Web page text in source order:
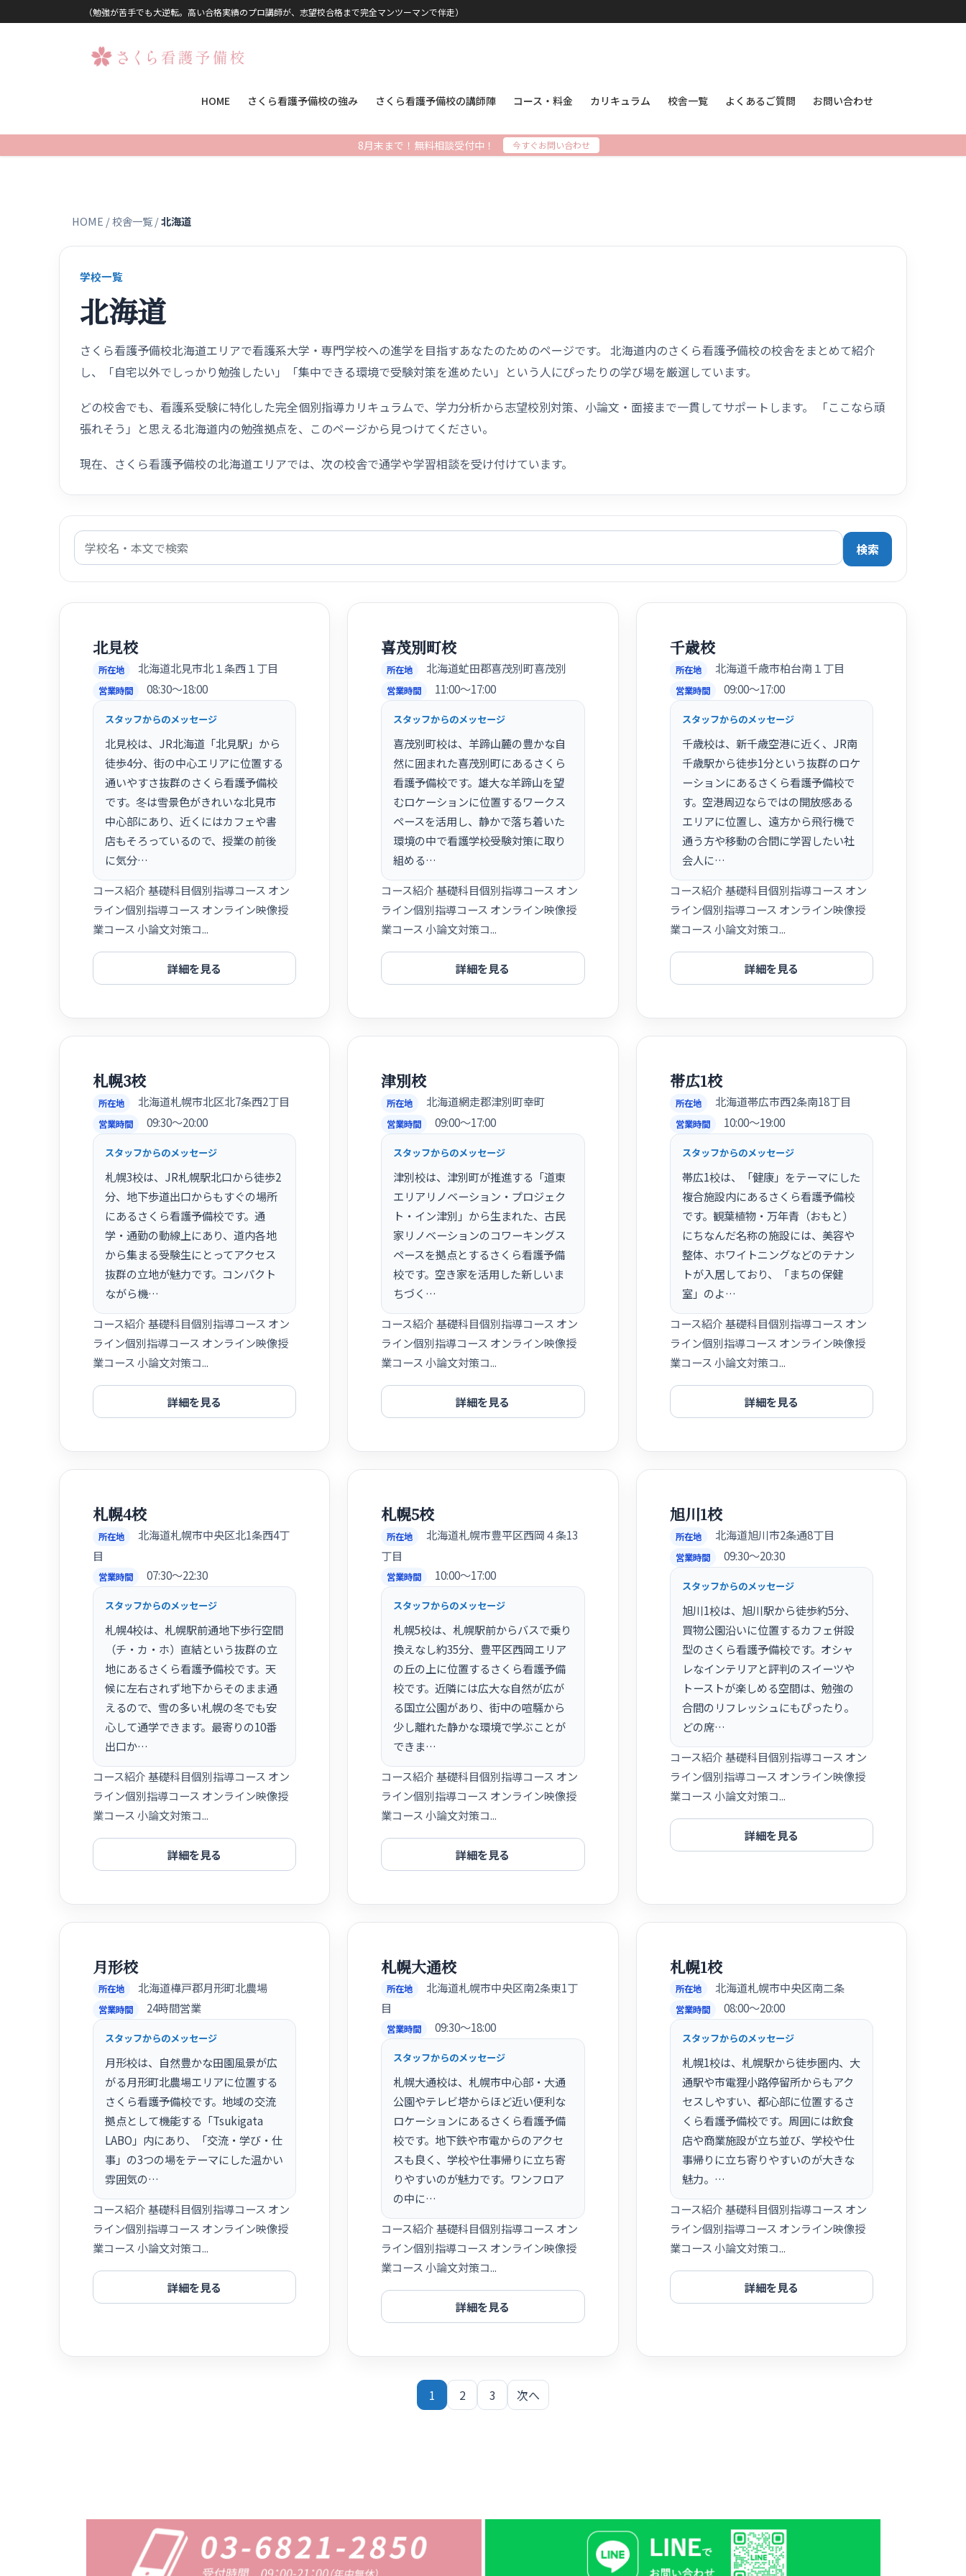
コンテンツに移動
ナビゲーションに移動（勉強が苦手でも大逆転。高い合格実績のプロ講師が、志望校合格まで完全マンツーマンで伴走）
HOME さくら看護予備校の強み さくら看護予備校の講師陣 コース・料金 カリキュラム 校舎一覧 よくあるご質問 お問い合わせ
8月末まで！無料相談受付中！ 今すぐお問い合わせ
HOME /校舎一覧/北海道
学校一覧
北海道
さくら看護予備校北海道エリアで看護系大学・専門学校への進学を目指すあなたのためのページです。 北海道内のさくら看護予備校の校舎をまとめて紹介
し、「自宅以外でしっかり勉強したい」「集中できる環境で受験対策を進めたい」という人にぴったりの学び場を厳選しています。
どの校舎でも、看護系受験に特化した完全個別指導カリキュラムで、学力分析から志望校別対策、小論文・面接まで一貫してサポートします。 「ここなら頑
張れそう」と思える北海道内の勉強拠点を、このページから見つけてください。
現在、さくら看護予備校の北海道エリアでは、次の校舎で通学や学習相談を受け付けています。
学校名・本文で検索 検索
北見校
所在地 北海道北見市北１条西１丁目
営業時間 08:30〜18:00
スタッフからのメッセージ
北見校は、JR北海道「北見駅」から
徒歩4分、街の中心エリアに位置する
通いやすさ抜群のさくら看護予備校
です。冬は雪景色がきれいな北見市
中心部にあり、近くにはカフェや書
店もそろっているので、授業の前後
に気分…
コース紹介 基礎科目個別指導コース オン
ライン個別指導コース オンライン映像授
業コース 小論文対策コ...
詳細を見る
喜茂別町校
所在地 北海道虻田郡喜茂別町喜茂別
営業時間 11:00〜17:00
スタッフからのメッセージ
喜茂別町校は、羊蹄山麓の豊かな自
然に囲まれた喜茂別町にあるさくら
看護予備校です。雄大な羊蹄山を望
むロケーションに位置するワークス
ペースを活用し、静かで落ち着いた
環境の中で看護学校受験対策に取り
組める…
コース紹介 基礎科目個別指導コース オン
ライン個別指導コース オンライン映像授
業コース 小論文対策コ...
詳細を見る
千歳校
所在地 北海道千歳市柏台南１丁目
営業時間 09:00〜17:00
スタッフからのメッセージ
千歳校は、新千歳空港に近く、JR南
千歳駅から徒歩1分という抜群のロケ
ーションにあるさくら看護予備校で
す。空港周辺ならではの開放感ある
エリアに位置し、遠方から飛行機で
通う方や移動の合間に学習したい社
会人に…
コース紹介 基礎科目個別指導コース オン
ライン個別指導コース オンライン映像授
業コース 小論文対策コ...
詳細を見る
札幌3校
所在地 北海道札幌市北区北7条西2丁目
営業時間 09:30〜20:00
スタッフからのメッセージ
札幌3校は、JR札幌駅北口から徒歩2
分、地下歩道出口からもすぐの場所
にあるさくら看護予備校です。通
学・通勤の動線上にあり、道内各地
から集まる受験生にとってアクセス
抜群の立地が魅力です。コンパクト
ながら機…
コース紹介 基礎科目個別指導コース オン
ライン個別指導コース オンライン映像授
業コース 小論文対策コ...
詳細を見る
津別校
所在地 北海道網走郡津別町幸町
営業時間 09:00〜17:00
スタッフからのメッセージ
津別校は、津別町が推進する「道東
エリアリノベーション・プロジェク
ト・イン津別」から生まれた、古民
家リノベーションのコワーキングス
ペースを拠点とするさくら看護予備
校です。空き家を活用した新しいま
ちづく…
コース紹介 基礎科目個別指導コース オン
ライン個別指導コース オンライン映像授
業コース 小論文対策コ...
詳細を見る
帯広1校
所在地 北海道帯広市西2条南18丁目
営業時間 10:00〜19:00
スタッフからのメッセージ
帯広1校は、「健康」をテーマにした
複合施設内にあるさくら看護予備校
です。観葉植物・万年青（おもと）
にちなんだ名称の施設には、美容や
整体、ホワイトニングなどのテナン
トが入居しており、「まちの保健
室」のよ…
コース紹介 基礎科目個別指導コース オン
ライン個別指導コース オンライン映像授
業コース 小論文対策コ...
詳細を見る
札幌4校
所在地
北海道札幌市中央区北1条西4丁
目
営業時間 07:30〜22:30
スタッフからのメッセージ
札幌4校は、札幌駅前通地下歩行空間
（チ・カ・ホ）直結という抜群の立
地にあるさくら看護予備校です。天
候に左右されず地下からそのまま通
えるので、雪の多い札幌の冬でも安
心して通学できます。最寄りの10番
出口か…
コース紹介 基礎科目個別指導コース オン
ライン個別指導コース オンライン映像授
業コース 小論文対策コ...
詳細を見る
札幌5校
所在地
北海道札幌市豊平区西岡４条13
丁目
営業時間 10:00〜17:00
スタッフからのメッセージ
札幌5校は、札幌駅前からバスで乗り
換えなし約35分、豊平区西岡エリア
の丘の上に位置するさくら看護予備
校です。近隣には広大な自然が広が
る国立公園があり、街中の喧騒から
少し離れた静かな環境で学ぶことが
できま…
コース紹介 基礎科目個別指導コース オン
ライン個別指導コース オンライン映像授
業コース 小論文対策コ...
詳細を見る
旭川1校
所在地 北海道旭川市2条通8丁目
営業時間 09:30〜20:30
スタッフからのメッセージ
旭川1校は、旭川駅から徒歩約5分、
買物公園沿いに位置するカフェ併設
型のさくら看護予備校です。オシャ
レなインテリアと評判のスイーツや
トーストが楽しめる空間は、勉強の
合間のリフレッシュにもぴったり。
どの席…
コース紹介 基礎科目個別指導コース オン
ライン個別指導コース オンライン映像授
業コース 小論文対策コ...
詳細を見る
月形校
所在地 北海道樺戸郡月形町北農場
営業時間 24時間営業
スタッフからのメッセージ
月形校は、自然豊かな田園風景が広
がる月形町北農場エリアに位置する
さくら看護予備校です。地域の交流
拠点として機能する「Tsukigata
LABO」内にあり、「交流・学び・仕
事」の3つの場をテーマにした温かい
雰囲気の…
コース紹介 基礎科目個別指導コース オン
ライン個別指導コース オンライン映像授
業コース 小論文対策コ...
詳細を見る
札幌大通校
所在地
北海道札幌市中央区南2条東1丁
目
営業時間 09:30〜18:00
スタッフからのメッセージ
札幌大通校は、札幌市中心部・大通
公園やテレビ塔からほど近い便利な
ロケーションにあるさくら看護予備
校です。地下鉄や市電からのアクセ
スも良く、学校や仕事帰りに立ち寄
りやすいのが魅力です。ワンフロア
の中に…
コース紹介 基礎科目個別指導コース オン
ライン個別指導コース オンライン映像授
業コース 小論文対策コ...
詳細を見る
札幌1校
所在地 北海道札幌市中央区南二条
営業時間 08:00〜20:00
スタッフからのメッセージ
札幌1校は、札幌駅から徒歩圏内、大
通駅や市電狸小路停留所からもアク
セスしやすい、都心部に位置するさ
くら看護予備校です。周囲には飲食
店や商業施設が立ち並び、学校や仕
事帰りに立ち寄りやすいのが大きな
魅力。…
コース紹介 基礎科目個別指導コース オン
ライン個別指導コース オンライン映像授
業コース 小論文対策コ...
詳細を見る
1 2 3 次へ